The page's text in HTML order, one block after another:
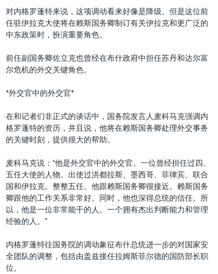
重要讲话与声明
台海两岸关系
关注西藏
GEN Z 看美国
其他语言网站
对内格罗蓬特来说，这项调动看来好像是降级。但是这位前
任驻伊拉克大使将在赖斯国务卿制订有关伊拉克和更广泛的
中东政策时，扮演重要角色。
前任副国务卿佐立克也曾经在布什政府中担任苏丹和达尔富
尔危机的外交关键角色。
*外交官中的外交官*
在和记者们非正式的谈话中，国务院发言人麦科马克强调内
格罗蓬特的资历，并且说，他将在赖斯国务卿处理外交事务
的关键时刻，提供很大的帮助。
麦科马克说：“他是外交官中的外交官。一位曾经担任过四、
五任大使的人物。出使过洪都拉斯、墨西哥、菲律宾、联合
国和伊拉克。整整五任。他跟赖斯国务卿很接近。赖斯国务
卿跟他的工作关系非常好。同时，他也深得总统的信任。所
以，他是一位非常能干的人。一个拥有杰出判断能力和管理
经验的人。”
内格罗蓬特往国务院的调动象征布什总统进一步的对国家安
全团队的调整，包括由盖兹接任拉姆斯菲尔德的国防部长职
位。